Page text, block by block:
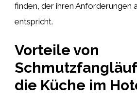
finden, der ihren Anforderungen
entspricht.
Vorteile von
die Küche im